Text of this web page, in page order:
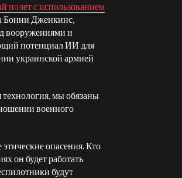
полет с использованием
Бонни Дженкинс,
вооружениями и
потенциал ИИ для
украинской армией
мы обязаны
военного
опасения. Кто
он будет работать
будут